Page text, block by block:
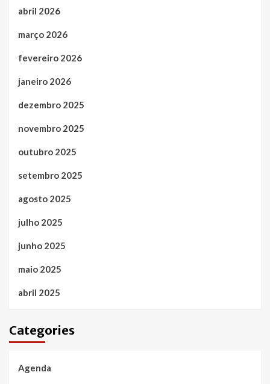
abril 2026
março 2026
fevereiro 2026
janeiro 2026
dezembro 2025
novembro 2025
outubro 2025
setembro 2025
agosto 2025
julho 2025
junho 2025
maio 2025
abril 2025
Categories
Agenda